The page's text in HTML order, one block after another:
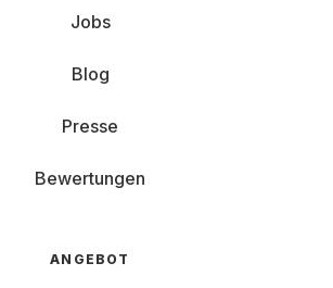
Jobs
Blog
Presse
Bewertungen
ANGEBOT